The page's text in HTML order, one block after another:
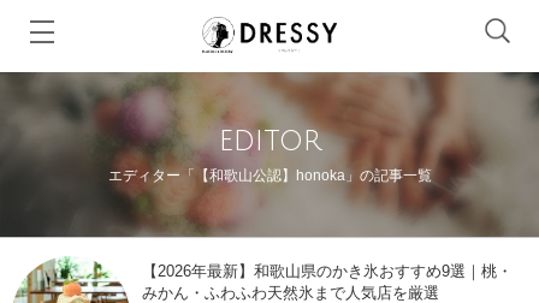
editor
エディター「【和歌山公認】honoka」の記事一覧
【2026年最新】和歌山県のかき氷おすすめ9選｜桃・
みかん・ふわふわ天然氷まで人気店を厳選